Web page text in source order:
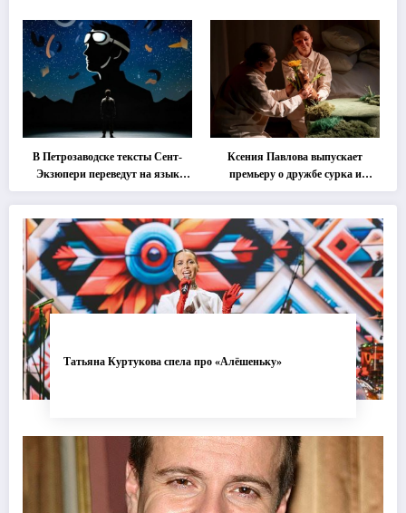
втором этапе фестиваля
«Монокль»
В Петрозаводске тексты Сент-
Экзюпери переведут на язык
современной хореографии
Ксения Павлова выпускает
премьеру о дружбе сурка и
одуванчика
Татьяна Куртукова спела про «Алёшеньку»